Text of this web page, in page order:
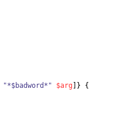
"*$badword*" $arg ] } {